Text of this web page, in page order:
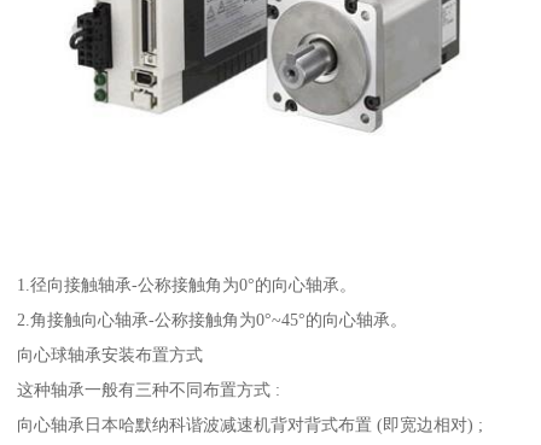
1.径向接触轴承-公称接触角为0°的向心轴承。
2.角接触向心轴承-公称接触角为0°~45°的向心轴承。
向心球轴承安装布置方式
这种轴承一般有三种不同布置方式 :
向心轴承日本哈默纳科谐波减速机背对背式布置 (即宽边相对) ;